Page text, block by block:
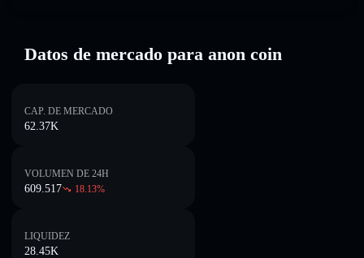
Datos de mercado para anon coin
CAP. DE MERCADO
62.37K
VOLUMEN DE 24H
609.517 18.13%
LIQUIDEZ
28.45K